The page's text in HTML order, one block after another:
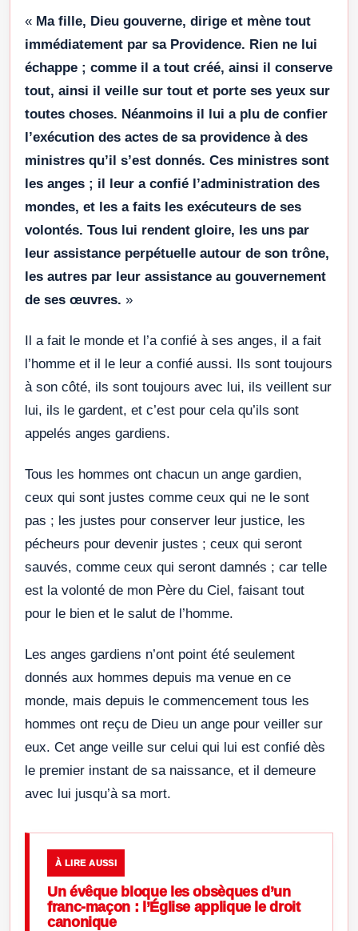
« Ma fille, Dieu gouverne, dirige et mène tout
immédiatement par sa Providence. Rien ne lui
échappe ; comme il a tout créé, ainsi il conserve
tout, ainsi il veille sur tout et porte ses yeux sur
toutes choses. Néanmoins il lui a plu de confier
l’exécution des actes de sa providence à des
ministres qu’il s’est donnés. Ces ministres sont
les anges ; il leur a confié l’administration des
mondes, et les a faits les exécuteurs de ses
volontés. Tous lui rendent gloire, les uns par
leur assistance perpétuelle autour de son trône,
les autres par leur assistance au gouvernement
de ses œuvres. »
Il a fait le monde et l’a confié à ses anges, il a fait
l’homme et il le leur a confié aussi. Ils sont toujours
à son côté, ils sont toujours avec lui, ils veillent sur
lui, ils le gardent, et c’est pour cela qu’ils sont
appelés anges gardiens.
Tous les hommes ont chacun un ange gardien,
ceux qui sont justes comme ceux qui ne le sont
pas ; les justes pour conserver leur justice, les
pécheurs pour devenir justes ; ceux qui seront
sauvés, comme ceux qui seront damnés ; car telle
est la volonté de mon Père du Ciel, faisant tout
pour le bien et le salut de l’homme.
Les anges gardiens n’ont point été seulement
donnés aux hommes depuis ma venue en ce
monde, mais depuis le commencement tous les
hommes ont reçu de Dieu un ange pour veiller sur
eux. Cet ange veille sur celui qui lui est confié dès
le premier instant de sa naissance, et il demeure
avec lui jusqu’à sa mort.
À LIRE AUSSI
Un évêque bloque les obsèques d’un
franc-maçon : l’Église applique le droit
canonique